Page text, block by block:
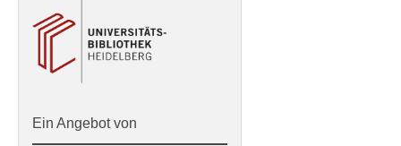
Ein Angebot von